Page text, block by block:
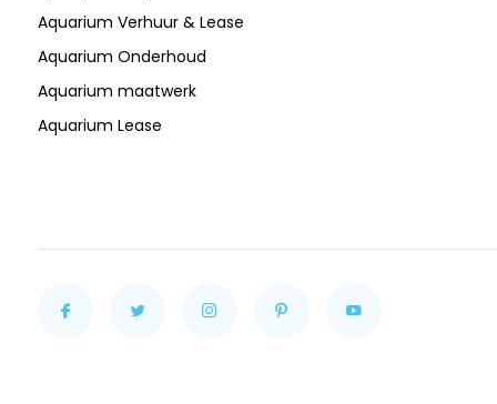
Aquarium Verhuur & Lease
Aquarium Onderhoud
Aquarium maatwerk
Aquarium Lease